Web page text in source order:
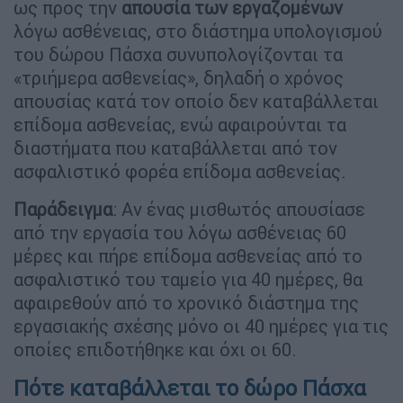
ως προς την απουσία των εργαζομένων
λόγω ασθένειας, στο διάστημα υπολογισμού
του δώρου Πάσχα συνυπολογίζονται τα
«τριήμερα ασθενείας», δηλαδή ο χρόνος
απουσίας κατά τον οποίο δεν καταβάλλεται
επίδομα ασθενείας, ενώ αφαιρούνται τα
διαστήματα που καταβάλλεται από τον
ασφαλιστικό φορέα επίδομα ασθενείας.
Παράδειγμα: Αν ένας μισθωτός απουσίασε
από την εργασία του λόγω ασθένειας 60
μέρες και πήρε επίδομα ασθενείας από το
ασφαλιστικό του ταμείο για 40 ημέρες, θα
αφαιρεθούν από το χρονικό διάστημα της
εργασιακής σχέσης μόνο οι 40 ημέρες για τις
οποίες επιδοτήθηκε και όχι οι 60.
Πότε καταβάλλεται το δώρο Πάσχα